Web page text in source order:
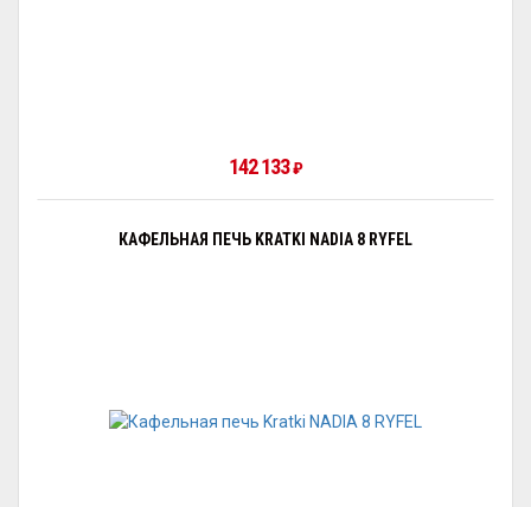
142 133₽
КАФЕЛЬНАЯ ПЕЧЬ KRATKI NADIA 8 RYFEL